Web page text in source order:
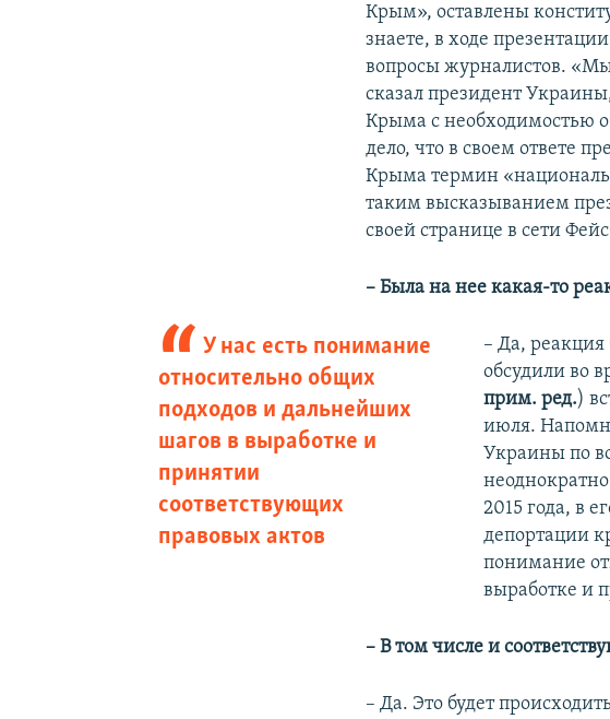
Крым», оставлены
знаете, в ходе
вопросы журналистов.
сказал президент
Крыма с необходимостью
дело, что в своем ответе
Крыма термин
таким высказыванием
своей странице в сети
– Была на нее какая-то
У нас есть понимание
относительно общих
подходов и дальнейших
шагов в выработке и
принятии
соответствующих
правовых актов
– Да,
обсудили во
прим. ред.)
июля.
Украины по
2015 года, в
депортации
понимание
выработке и
– В том числе и
– Да. Это будет